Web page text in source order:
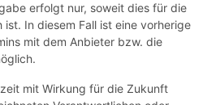
erfolgt nur, soweit dies für die
In diesem Fall ist eine vorherige
mit dem Anbieter bzw. die
mit Wirkung für die Zukunft